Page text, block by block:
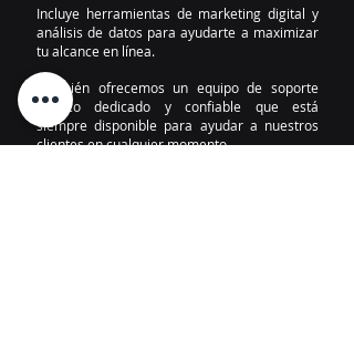
Incluye herramientas de marketing digital y
análisis de datos para ayudarte a maximizar
tu alcance en línea.
También ofrecemos un equipo de soporte
técnico dedicado y confiable que está
siempre disponible para ayudar a nuestros
clientes en cualquier momento.